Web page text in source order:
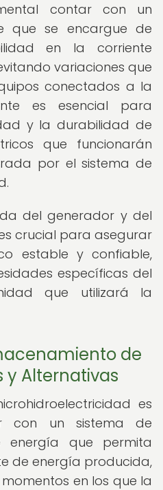
contar con un
que se encargue de
en la corriente
variaciones que
conectados a la
es esencial para
y la durabilidad de
que funcionarán
por el sistema de
del generador y del
crucial para asegurar
estable y confiable,
específicas del
que utilizará la
de
y Alternativas
es
con un sistema de
energía que permita
de energía producida,
en los que la